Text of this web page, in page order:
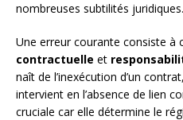
nombreuses subtilités juridiques.
Une erreur courante consiste à
contractuelle et
naît de l’inexécution d’un
intervient en l’absence de lien
cruciale car elle détermine le